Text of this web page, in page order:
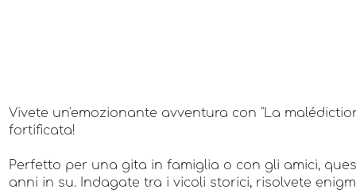
Vivete un'emozionante avventura con "La
fortificata!
Perfetto per una gita in famiglia o con gli amici,
anni in su. Indagate tra i vicoli storici, risolvete